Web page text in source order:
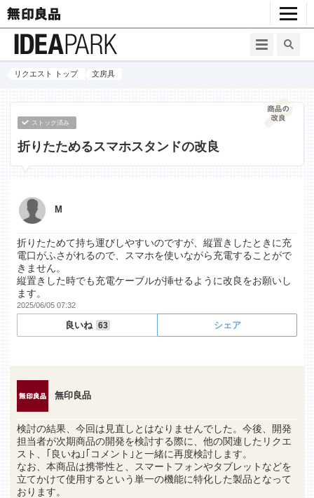
リクエスト トップ 文房具
ストック済み
折りたためるスマホスタンドの改良
M
折りたためて持ち運びしやすいのですが、縦置きしたときに充
電口がふさがれるので、スマホを使いながら充電することがで
きません。
縦置きした時でも充電ケーブルが挿せるように改良をお願いし
ます。
2025/06/05 07:32
良いね 63 シェア
無印良品
検討の結果、今回は見直しとはなりませんでした。今後、開発
担当者が次期商品の開発を検討する際に、他の関連したリクエ
スト、｢良いね｣｢コメント｣と一緒に再度検討します。
なお、本商品は携帯性と、スマートフォンやタブレットなどを
立てかけて使用するという単一の機能に特化した製品となって
おります。